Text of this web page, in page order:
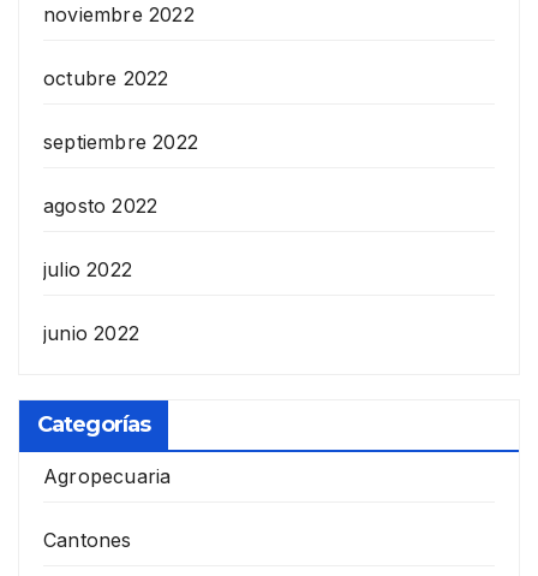
noviembre 2022
octubre 2022
septiembre 2022
agosto 2022
julio 2022
junio 2022
Categorías
Agropecuaria
Cantones